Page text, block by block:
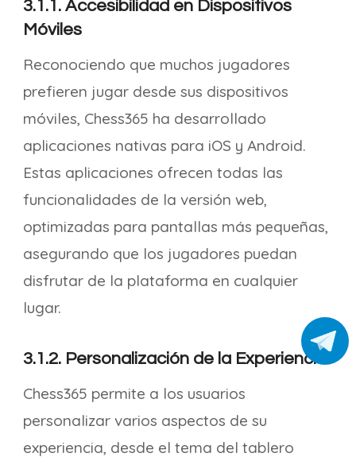
3.1.1. Accesibilidad en Dispositivos
Móviles
Reconociendo que muchos jugadores
prefieren jugar desde sus dispositivos
móviles, Chess365 ha desarrollado
aplicaciones nativas para iOS y Android.
Estas aplicaciones ofrecen todas las
funcionalidades de la versión web,
optimizadas para pantallas más pequeñas,
asegurando que los jugadores puedan
disfrutar de la plataforma en cualquier
lugar.
3.1.2. Personalización de la Experiencia
Chess365 permite a los usuarios
personalizar varios aspectos de su
experiencia, desde el tema del tablero